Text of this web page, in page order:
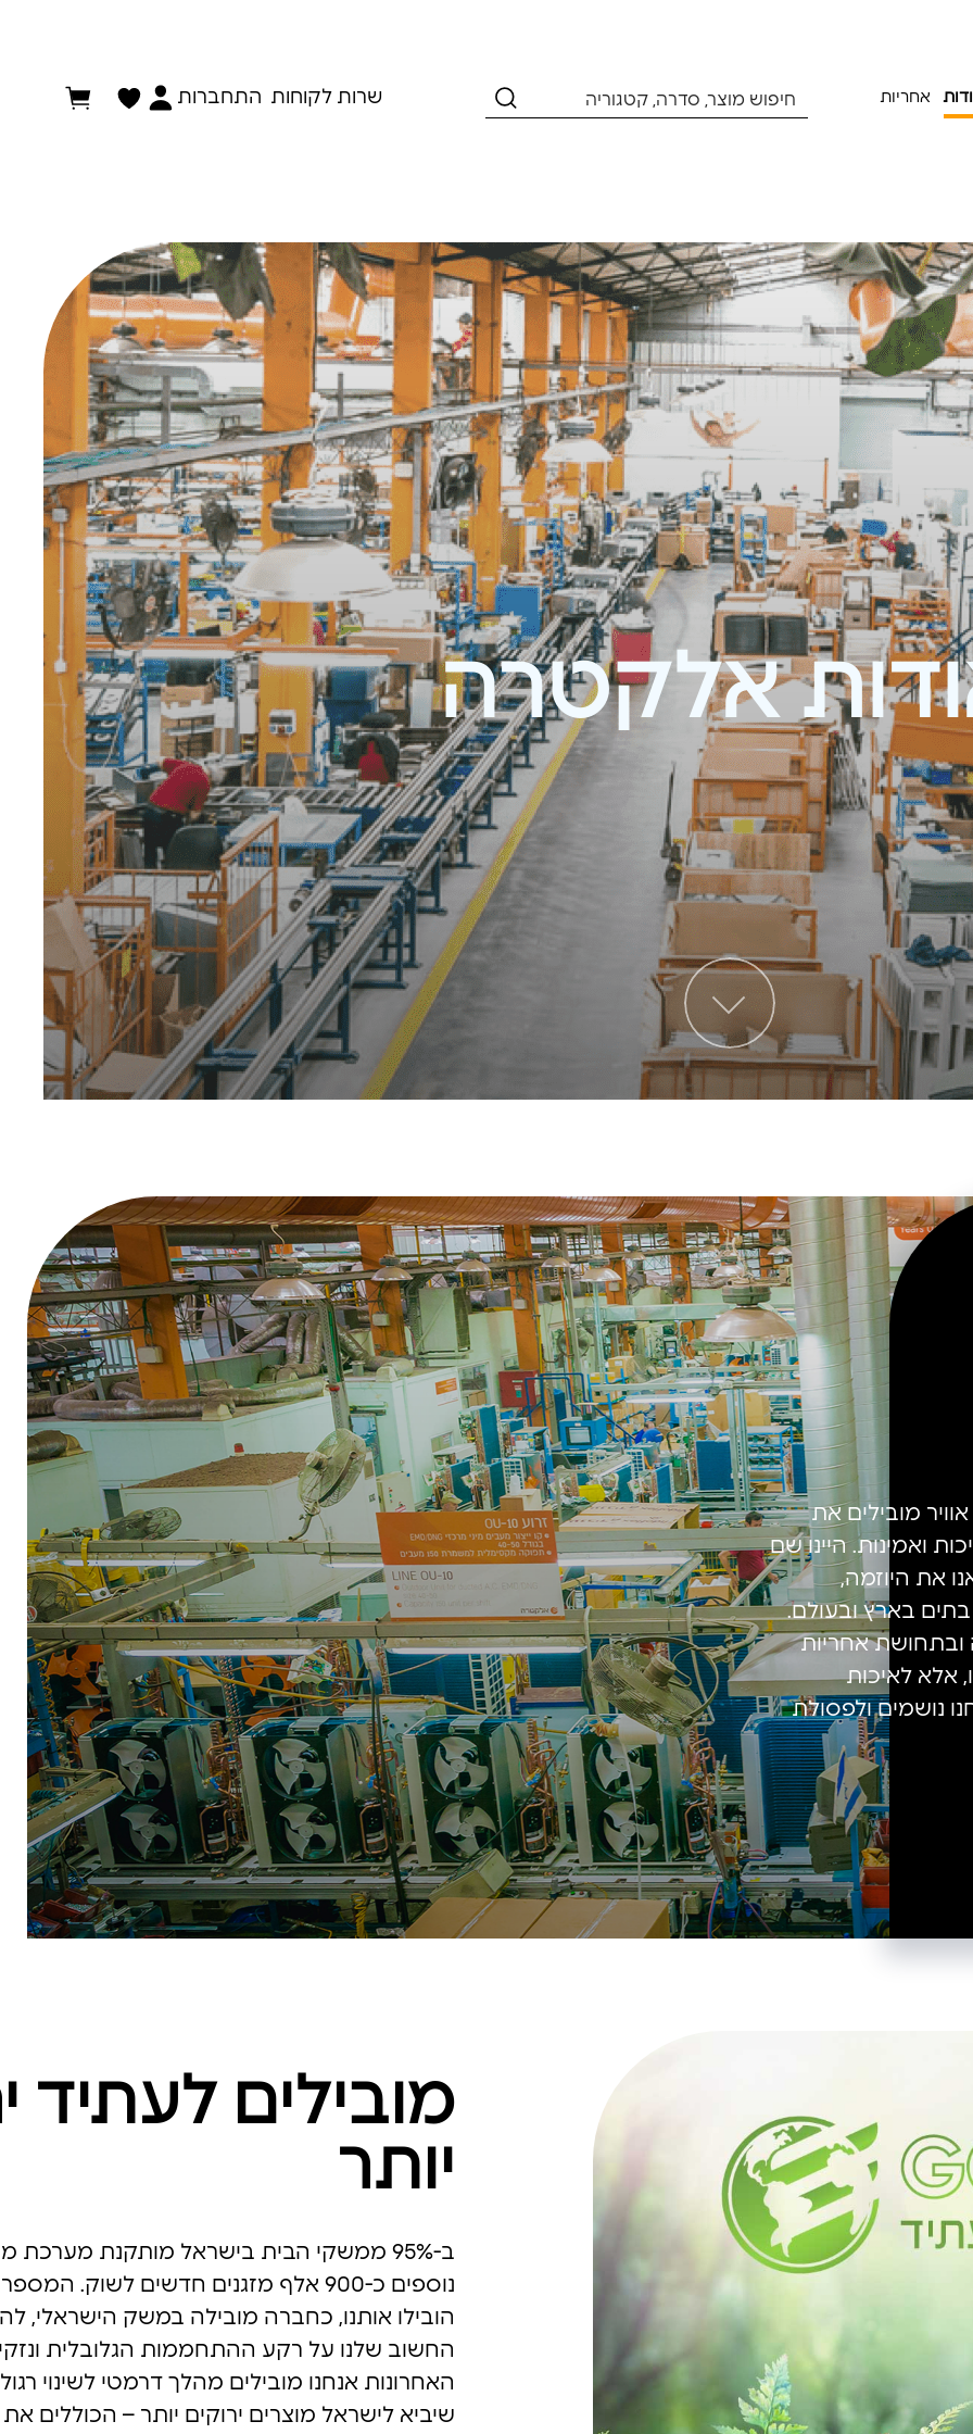
אחריות שרות לקוחות התחברות
אלקטרה
אוויר מובילים את
ואמינות. היינו שם
את היוזמה,
בתים בארץ ובעולם.
ובתחושת אחריות
אלא לאיכות
נושמים ולפסולת
מובילים לעתיד
יותר
ב-95% ממשקי הבית בישראל מותקנת מערכת
נוספים כ-900 אלף מזגנים חדשים לשוק.
הובילו אותנו, כחברה מובילה במשק הישראלי,
החשוב שלנו על רקע ההתחממות הגלובלית ונזקי
האחרונות אנחנו מובילים מהלך דרמטי לשינוי
שיביא לישראל מוצרים ירוקים יותר – הכוללים